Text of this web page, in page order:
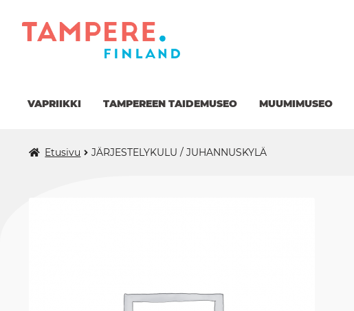
VAPRIIKKI TAMPEREEN TAIDEMUSEO MUUMIMUSEO
Etusivu JÄRJESTELYKULU / JUHANNUSKYLÄ